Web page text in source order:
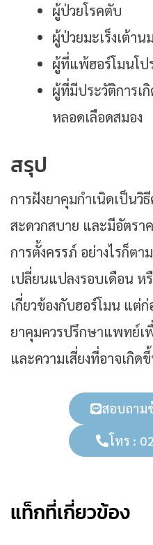
ผู้ป่วยโรคตับ
ผู้ป่วยมะเร็งเต้านม
ผู้ที่แพ้ฮอร์โมนโป
ผู้ที่มีประวัติการเ
หลอดเลือดสมอง
สรุป
การฝังยาคุมกำเนิดเป็น
สะดวกสบาย และมีอัตรา
การตั้งครรภ์ อย่างไรก็ตา
เปลี่ยนแปลงรอบเดือน ห
เกี่ยวข้องกับฮอร์โมน แต่
ยาคุมควรปรึกษาแพทย์เ
และความเสี่ยงที่อาจเกิด
สอบถาม
โทร :
แท็กที่เกี่ยวข้อง